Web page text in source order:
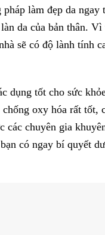
làm đẹp da ngay
da của bản thân. Vì
sẽ có độ lành tính
dụng tốt cho sức
oxy hóa rất tốt,
chuyên gia
có ngay bí quyết